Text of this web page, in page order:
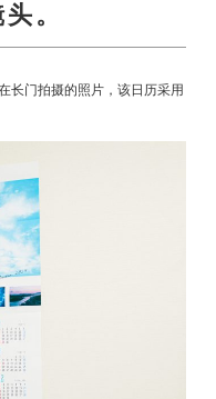
。
长门拍摄的照片，该日历采用